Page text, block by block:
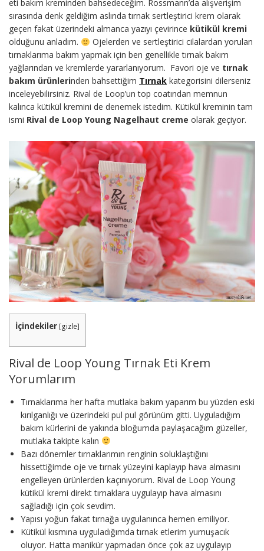
eti bakım kreminden bahsedeceğim. Rossmann’da alışverişim
sırasında denk geldiğim aslında tırnak sertleştirici krem olarak
geçen fakat üzerindeki almanca yazıyı çevirince kütikül kremi
olduğunu anladım.
Ojelerden ve sertleştirici cilalardan yorulan
tırnaklarıma bakım yapmak için ben genellikle tırnak bakım
yağlarından ve kremlerde yararlanıyorum. Favori oje ve tırnak
bakım ürünlerinden bahsettiğim Tırnak kategorisini dilerseniz
inceleyebilirsiniz. Rival de Loop’un top coatından memnun
kalınca kütikül kremini de denemek istedim. Kütikül kreminin tam
ismi Rival de Loop Young Nagelhaut creme olarak geçiyor.
İçindekiler [gizle]
Rival de Loop Young Tırnak Eti Krem
Yorumlarım
Tırnaklarıma her hafta mutlaka bakım yaparım bu yüzden eski
kırılganlığı ve üzerindeki pul pul görünüm gitti. Uyguladığım
bakım kürlerini de yakında bloğumda paylaşacağım güzeller,
mutlaka takipte kalın
Bazı dönemler tırnaklarımın renginin soluklaştığını
hissettiğimde oje ve tırnak yüzeyini kaplayıp hava almasını
engelleyen ürünlerden kaçınıyorum. Rival de Loop Young
kütikül kremi direkt tırnaklara uygulayıp hava almasını
sağladığı için çok sevdim.
Yapısı yoğun fakat tırnağa uygulanınca hemen emiliyor.
Kütikül kısmına uyguladığımda tırnak etlerim yumuşacık
oluyor. Hatta manikür yapmadan önce çok az uygulayıp